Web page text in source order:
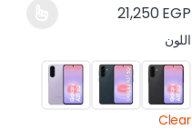
21,250EGP
اللون
Clear